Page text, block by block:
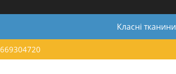
Класні тканини